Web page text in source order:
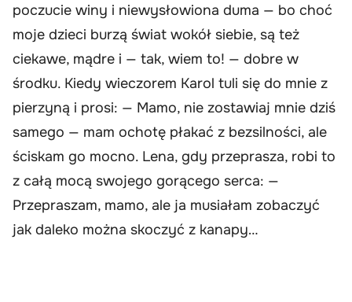
poczucie winy i niewysłowiona duma — bo choć
moje dzieci burzą świat wokół siebie, są też
ciekawe, mądre i — tak, wiem to! — dobre w
środku. Kiedy wieczorem Karol tuli się do mnie z
pierzyną i prosi: — Mamo, nie zostawiaj mnie dziś
samego — mam ochotę płakać z bezsilności, ale
ściskam go mocno. Lena, gdy przeprasza, robi to
z całą mocą swojego gorącego serca: —
Przepraszam, mamo, ale ja musiałam zobaczyć
jak daleko można skoczyć z kanapy…